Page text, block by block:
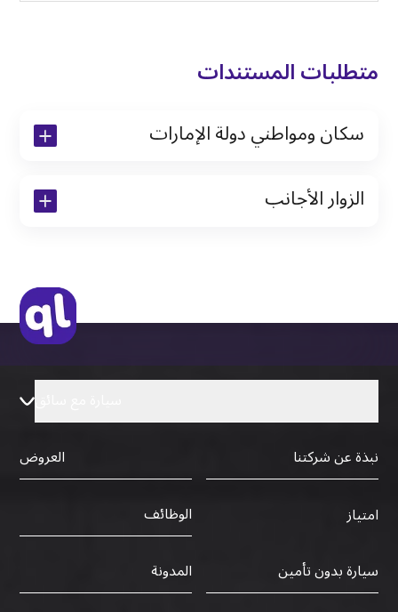
متطلبات المستندات
سكان ومواطني دولة الإمارات
نسخة من تأشيرة الاقامة
الزوار الأجانب
نبذة عن شركتنا
العروض
امتياز
الوظائف
سيارة بدون تأمين
المدونة